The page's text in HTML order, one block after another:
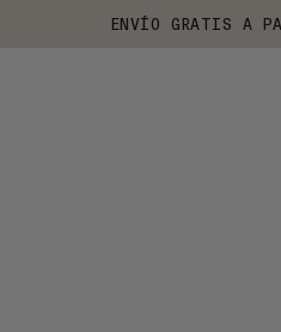
ENVÍO GRATIS A